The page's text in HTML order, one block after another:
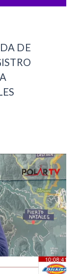
DE